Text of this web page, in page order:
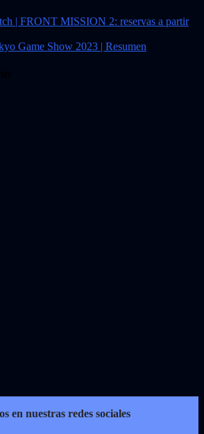
| FRONT MISSION 2: reservas a partir
Game Show 2023 | Resumen
en nuestras redes sociales